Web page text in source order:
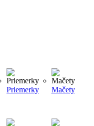
Priemerky Mačety